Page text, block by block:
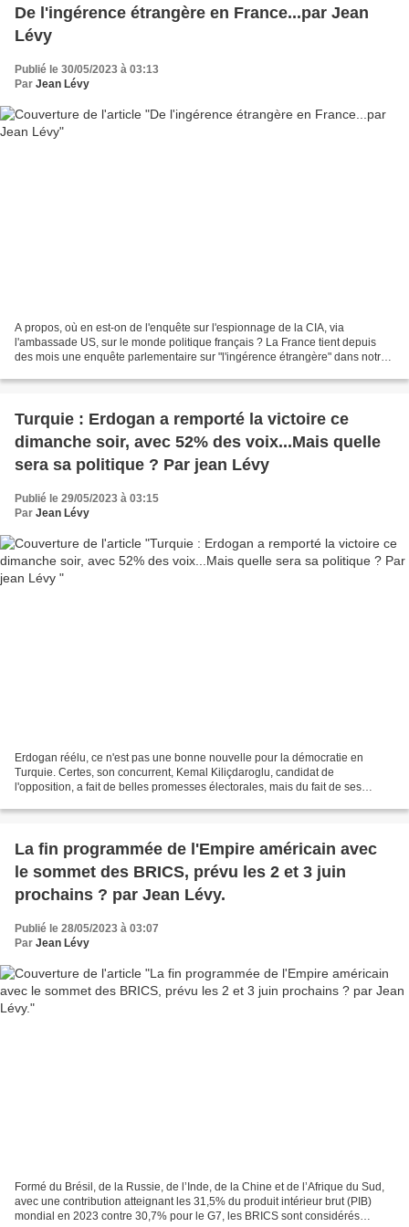
De l'ingérence étrangère en France...par Jean
Lévy
Publié le 30/05/2023 à 03:13
Par Jean Lévy
A propos, où en est-on de l'enquête sur l'espionnage de la CIA, via
l'ambassade US, sur le monde politique français ? La France tient depuis
des mois une enquête parlementaire sur "l'ingérence étrangère" dans notre
Turquie : Erdogan a remporté la victoire ce
dimanche soir, avec 52% des voix...Mais quelle
sera sa politique ? Par jean Lévy
Publié le 29/05/2023 à 03:15
Par Jean Lévy
Erdogan réélu, ce n'est pas une bonne nouvelle pour la démocratie en
Turquie. Certes, son concurrent, Kemal Kiliçdaroglu, candidat de
l'opposition, a fait de belles promesses électorales, mais du fait de ses
La fin programmée de l'Empire américain avec
le sommet des BRICS, prévu les 2 et 3 juin
prochains ? par Jean Lévy.
Publié le 28/05/2023 à 03:07
Par Jean Lévy
Formé du Brésil, de la Russie, de l’Inde, de la Chine et de l’Afrique du Sud,
avec une contribution atteignant les 31,5% du produit intérieur brut (PIB)
mondial en 2023 contre 30,7% pour le G7, les BRICS sont considérés